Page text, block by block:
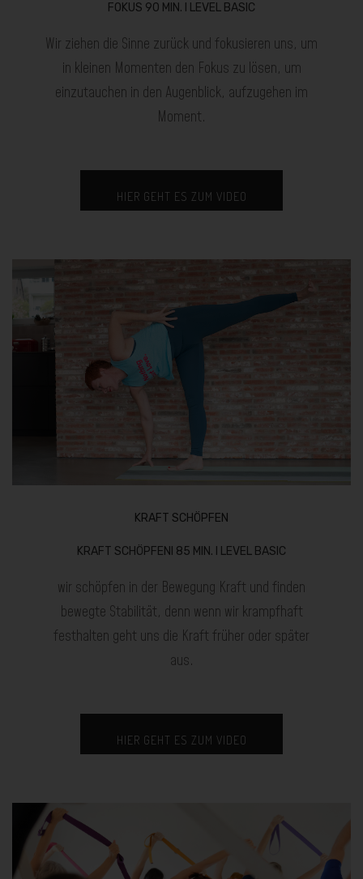
FOKUS 90 MIN. I LEVEL BASIC
Wir ziehen die Sinne zurück und fokusieren uns, um
in kleinen Momenten den Fokus zu lösen, um
einzutauchen in den Augenblick, aufzugehen im
Moment.
HIER GEHT ES ZUM VIDEO
KRAFT SCHÖPFEN
KRAFT SCHÖPFENI 85 MIN. I LEVEL BASIC
wir schöpfen in der Bewegung Kraft und finden
bewegte Stabilität, denn wenn wir krampfhaft
festhalten geht uns die Kraft früher oder später
aus.
HIER GEHT ES ZUM VIDEO